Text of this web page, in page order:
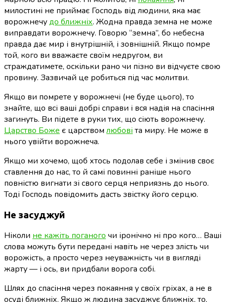
милостині не приймає Господь від людини, яка має
ворожнечудо ближніх. Жодна правда земна не може
виправдати ворожнечу. Говорю “земна”, бо небесна
правда дає мир і внутрішній, і зовнішній. Якщо помре
той, кого ви вважаєте своїм недругом, ви
страждатимете, оскільки рано чи пізно ви відчуєте свою
провину. Зазвичай це робиться під час молитви.
Якщо ви помрете у ворожнечі (не буде цього), то
знайте, що всі ваші добрі справи і вся надія на спасіння
загинуть. Ви підете в руки тих, що сіють ворожнечу.
Царство Боже є царством любові та миру. Не може в
нього увійти ворожнеча.
Якщо ми хочемо, щоб хтось подолав себе і змінив своє
ставлення до нас, то й самі повинні раніше нього
повністю вигнати зі свого серця неприязнь до нього.
Тоді Господь повідомить дасть звістку його серцю.
Не засуджуй
Ніколи не кажіть поганогочи іронічно ні про кого… Ваші
слова можуть бути передані навіть не через злість чи
ворожість, а просто через неуважність чи в вигляді
жарту — і ось, ви придбали ворога собі.
Шлях до спасіння через покаяння у своїх гріхах, а не в
осуді ближніх. Якщо ж людина засуджує ближніх, то,